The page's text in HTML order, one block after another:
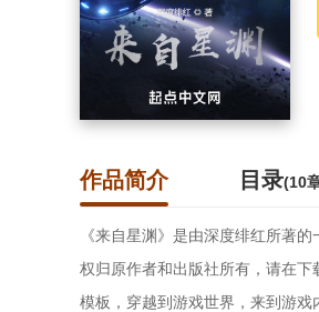
作品简介 目录(10
《来自星渊》是由深度绯红所著
权归原作者和出版社所有，请在下
模板，穿越到游戏世界，来到游戏